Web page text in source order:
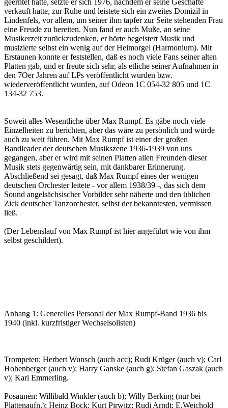
geerntet hatte, setzte er sich 1976, nachdem er seine Geschäfte
verkauft hatte, zur Ruhe und leistete sich ein zweites Domizil in
Lindenfels, vor allem, um seiner ihm tapfer zur Seite stehenden Frau
eine Freude zu bereiten. Nun fand er auch Muße, an seine
Musikerzeit zurückzudenken, er hörte begeistert Musik und
musizierte selbst ein wenig auf der Heimorgel (Harmonium). Mit
Erstaunen konnte er feststellen, daß es noch viele Fans seiner alten
Platten gab, und er freute sich sehr, als etliche seiner Aufnahmen in
den 7Oer Jahren auf LPs veröffentlicht wurden bzw.
wiederveröffentlicht wurden, auf Odeon 1C 054-32 805 und 1C
134-32 753.
Soweit alles Wesentliche über Max Rumpf. Es gäbe noch viele
Einzelheiten zu berichten, aber das wäre zu persönlich und würde
auch zu weit führen. Mit Max Rumpf ist einer der großen
Bandleader der deutschen Musikszene 1936-1939 von uns
gegangen, aber er wird mit seinen Platten allen Freunden dieser
Musik stets gegenwärtig sein, mit dankbarer Erinnerung.
Abschließend sei gesagt, daß Max Rumpf eines der wenigen
deutschen Orchester leitete - vor allem 1938/39 -, das sich dem
Sound angelsächsischer Vorbilder sehr näherte und den üblichen
Zick deutscher Tanzorchester, selbst der bekanntesten, vermissen
ließ.
(Der Lebenslauf von Max Rumpf ist hier angeführt wie von ihm
selbst geschildert).
Anhang 1: Generelles Personal der Max Rumpf-Band 1936 bis
1940 (inkl. kurzfristiger Wechselsolisten)
Trompeten: Herbert Wunsch (auch acc); Rudi Krüger (auch v); Carl
Hohenberger (auch v); Harry Ganske (auch g); Stefan Gaszak (auch
v); Karl Emmerling.
Posaunen: Willibald Winkler (auch b); Willy Berking (nur bei
Plattenaufn.); Heinz Bock; Kurt Pirwitz; Rudi Arndt; E.Weichold